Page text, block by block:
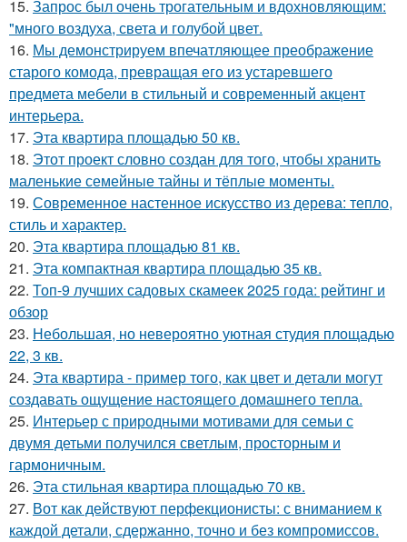
15. Запрос был очень трогательным и вдохновляющим:
"много воздуха, света и голубой цвет.
16. Мы демонстрируем впечатляющее преображение
старого комода, превращая его из устаревшего
предмета мебели в стильный и современный акцент
интерьера.
17. Эта квартира площадью 50 кв.
18. Этот проект словно создан для того, чтобы хранить
маленькие семейные тайны и тёплые моменты.
19. Современное настенное искусство из дерева: тепло,
стиль и характер.
20. Эта квартира площадью 81 кв.
21. Эта компактная квартира площадью 35 кв.
22. Топ-9 лучших садовых скамеек 2025 года: рейтинг и
обзор
23. Небольшая, но невероятно уютная студия площадью
22, 3 кв.
24. Эта квартира - пример того, как цвет и детали могут
создавать ощущение настоящего домашнего тепла.
25. Интерьер с природными мотивами для семьи с
двумя детьми получился светлым, просторным и
гармоничным.
26. Эта стильная квартира площадью 70 кв.
27. Вот как действуют перфекционисты: с вниманием к
каждой детали, сдержанно, точно и без компромиссов.